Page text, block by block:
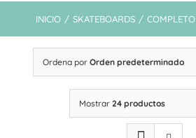
INICIO / SKATEBOARDS / COMPLETO
Ordena por Orden predeterminado
Mostrar 24 productos